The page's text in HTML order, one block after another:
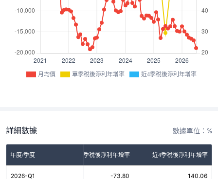
月均價 單季稅後淨利年增率 近4季稅後淨利年增率
詳細數據 數據單位：%
年度/季度 單季稅後淨利年增率 近4季稅後淨利年增率
2026-Q1 -73.80 140.06